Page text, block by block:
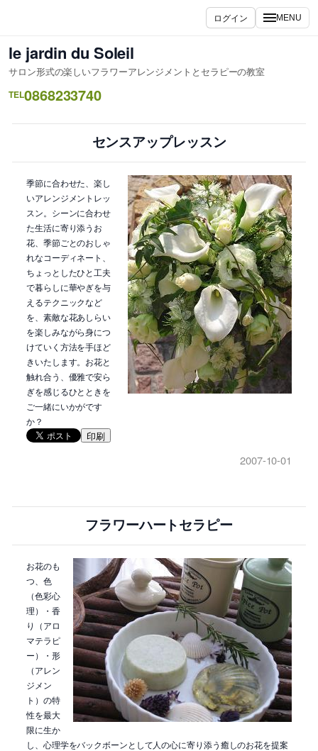
を
ス
キ
ッ
ログイン MENU
le jardin du Soleil
サロン形式の楽しいフラワーアレンジメントとセラピーの教室
TEL0868233740
センスアップレッスン
季節に合わせた、楽し
いアレンジメントレッ
スン。シーンに合わせ
た生活に寄り添うお
花、季節ごとのおしゃ
れなコーディネート、
ちょっとしたひと工夫
で暮らしに華やぎを与
えるテクニックなど
を、素敵な花あしらい
を楽しみながら身につ
けていく方法を手ほど
きいたします。お花と
触れ合う、優雅で安ら
ぎを感じるひとときを
ご一緒にいかがです
か？
印刷
2007-10-01
フラワーハートセラピー
お花のも
つ、色
（色彩心
理）・香
り（アロ
マテラピ
ー）・形
（アレン
ジメン
ト）の特
性を最大
限に生か
し、心理学をバックボーンとして人の心に寄り添う癒しのお花を提案